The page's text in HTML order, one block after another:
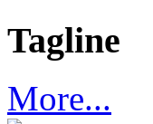
Tagline
More...